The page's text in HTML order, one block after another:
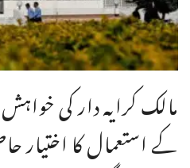
مالک کرایہ دار کی خواہش
کے استعمال کا